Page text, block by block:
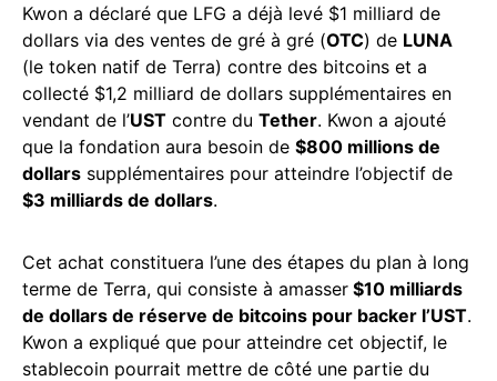
Kwon a déclaré que LFG a déjà levé $1 milliard de
dollars via des ventes de gré à gré (OTC) de LUNA
(le token natif de Terra) contre des bitcoins et a
collecté $1,2 milliard de dollars supplémentaires en
vendant de l’UST contre du Tether. Kwon a ajouté
que la fondation aura besoin de $800 millions de
dollars supplémentaires pour atteindre l’objectif de
$3 milliards de dollars.
Cet achat constituera l’une des étapes du plan à long
terme de Terra, qui consiste à amasser $10 milliards
de dollars de réserve de bitcoins pour backer l’UST.
Kwon a expliqué que pour atteindre cet objectif, le
stablecoin pourrait mettre de côté une partie du